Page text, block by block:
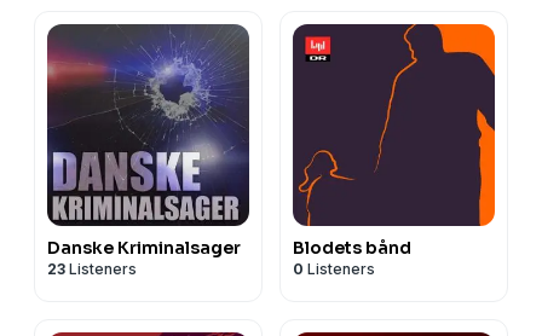
Danske Kriminalsager
23 Listeners
Blodets bånd
0 Listeners